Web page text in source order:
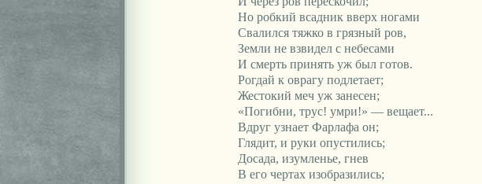
Но робкий всадник вверх ногами
Свалился тяжко в грязный ров,
Земли не взвидел с небесами
И смерть принять уж был готов.
Рогдай к оврагу подлетает;
Жестокий меч уж занесен;
«Погибни, трус! умри!» — вещает...
Вдруг узнает Фарлафа он;
Глядит, и руки опустились;
Досада, изумленье, гнев
В его чертах изобразились;